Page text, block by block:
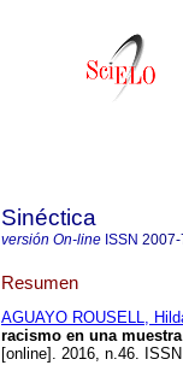
Sinéctica
versión On-line ISSN
Resumen
AGUAYO ROUSELL,
racismo en una
[online]. 2016, n.46.